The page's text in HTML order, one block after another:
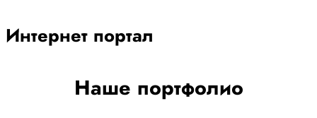
Интернет портал
Наше портфолио